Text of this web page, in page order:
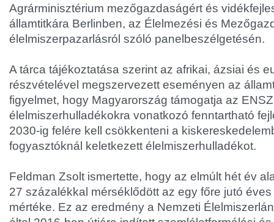
Agrárminisztérium mezőgazdaságért és
államtitkára Berlinben, az Élelmezési és
élelmiszerpazarlásról szóló panelbeszélgetésén.
A tárca tájékoztatása szerint az afrikai, ázsiai és
részvételével megszervezett eseményen az
figyelmet, hogy Magyarország támogatja az ENSZ
élelmiszerhulladékokra vonatkozó fenntartható
2030-ig felére kell csökkenteni a
fogyasztóknál keletkezett élelmiszerhulladékot.
Feldman Zsolt ismertette, hogy az elmúlt hét év
27 százalékkal mérséklődött az egy főre jutó
mértéke. Ez az eredmény a Nemzeti